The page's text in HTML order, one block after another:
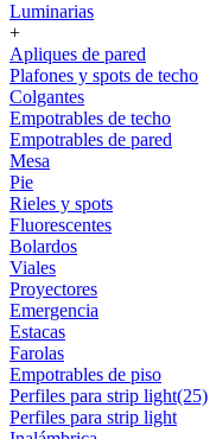
Luminarias
+
Apliques de pared
Plafones y spots de techo
Colgantes
Empotrables de techo
Empotrables de pared
Mesa
Pie
Rieles y spots
Fluorescentes
Bolardos
Viales
Proyectores
Emergencia
Estacas
Farolas
Empotrables de piso
Perfiles para strip light(25)
Perfiles para strip light